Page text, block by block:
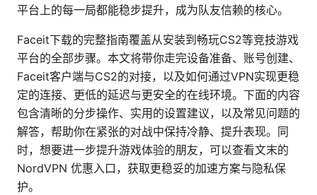
平台上的每一局都能稳步提升，成为队友信赖的核心。
Faceit下载的完整指南覆盖从安装到畅玩CS2等竞技游戏
平台的全部步骤。本文将带你走完设备准备、账号创建、
Faceit客户端与CS2的对接，以及如何通过VPN实现更稳
定的连接、更低的延迟与更安全的在线环境。下面的内容
包含清晰的分步操作、实用的设置建议，以及常见问题的
解答，帮助你在紧张的对战中保持冷静、提升表现。同
时，想要进一步提升游戏体验的朋友，可以查看文末的
NordVPN 优惠入口，获取更稳妥的加速方案与隐私保
护。